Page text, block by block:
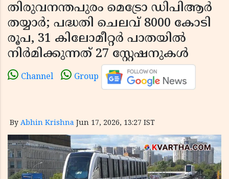
തിരുവനന്തപുരം മെട്രോ ഡിപിആർ
തയ്യാർ; പദ്ധതി ചെലവ് 8000 കോടി
രൂപ, 31 കിലോമീറ്റർ പാതയിൽ
നിർമിക്കുന്നത് 27 സ്റ്റേഷനുകൾ
Channel Group
By Abhin Krishna Jun 17, 2026, 13:27 IST